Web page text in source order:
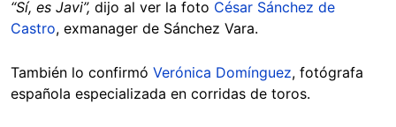
“Sí, es Javi”, dijo al ver la foto César Sánchez de
Castro, exmanager de Sánchez Vara.
También lo confirmó Verónica Domínguez, fotógrafa
española especializada en corridas de toros.